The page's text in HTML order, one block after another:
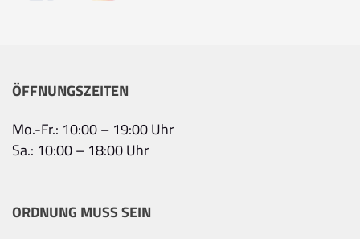
ÖFFNUNGSZEITEN
Mo.-Fr.: 10:00 – 19:00 Uhr
Sa.: 10:00 – 18:00 Uhr
ORDNUNG MUSS SEIN